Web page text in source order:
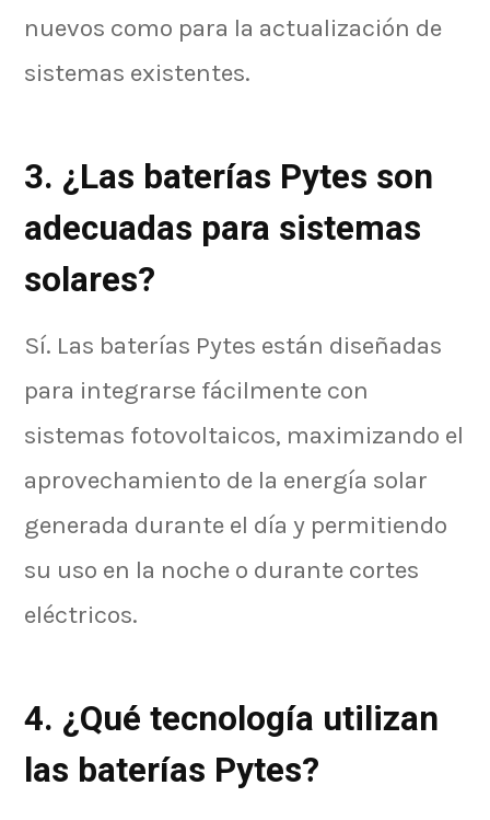
nuevos como para la actualización de
sistemas existentes.
3. ¿Las baterías Pytes son
adecuadas para sistemas
solares?
Sí. Las baterías Pytes están diseñadas
para integrarse fácilmente con
sistemas fotovoltaicos, maximizando el
aprovechamiento de la energía solar
generada durante el día y permitiendo
su uso en la noche o durante cortes
eléctricos.
4. ¿Qué tecnología utilizan
las baterías Pytes?